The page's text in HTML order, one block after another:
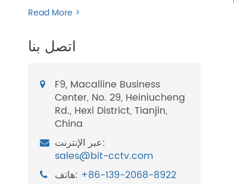
Read More >
اتصل بنا
F9, Macalline Business
Center, No. 29, Heiniucheng
Rd., Hexi District, Tianjin,
China
عبر الإنترنت:
sales@bit-cctv.com
هاتف: +86-139-2068-8922